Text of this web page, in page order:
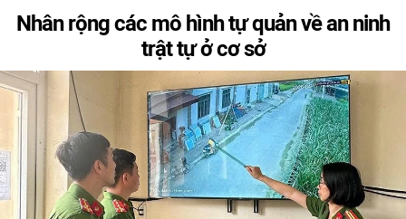
Nhân rộng các mô hình tự quản về an ninh
trật tự ở cơ sở